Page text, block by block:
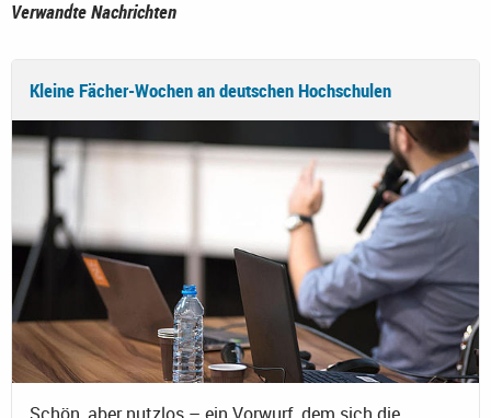
Verwandte Nachrichten
Kleine Fächer-Wochen an deutschen Hochschulen